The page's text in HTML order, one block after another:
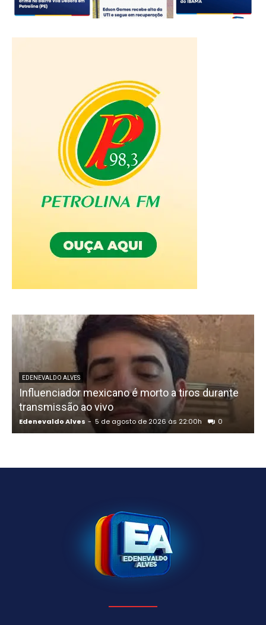
EDENEVALDO ALVES
Influenciador mexicano é morto a tiros durante
transmissão ao vivo
Edenevaldo Alves - 5 de agosto de 2026 às 22:00h 0